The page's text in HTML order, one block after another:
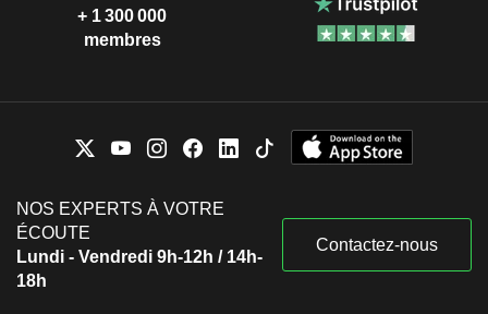
+ 1 300 000
membres
NOS EXPERTS À VOTRE
ÉCOUTE
Lundi - Vendredi 9h-12h / 14h-
18h
Contactez-nous